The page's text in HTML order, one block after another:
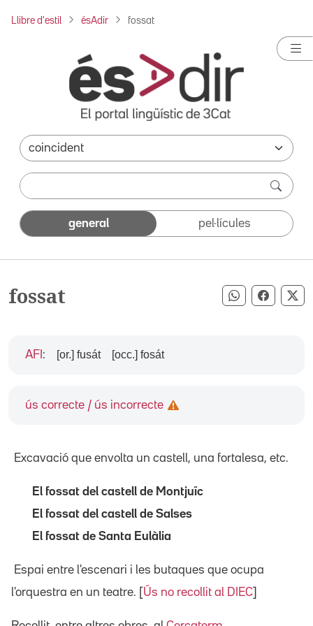
Llibre d'estil ésAdir fossat
general pel·lícules
fossat Compartir
ús correcte / ús incorrecte
AFI : [or.] fusát [occ.] fosát
Excavació que envolta un castell, una fortalesa, etc.
El fossat del castell de Montjuïc
El fossat del castell de Salses
El fossat de Santa Eulàlia
Espai entre l'escenari i les butaques que ocupa
l'orquestra en un teatre. [ Ús no recollit al DIEC